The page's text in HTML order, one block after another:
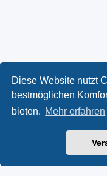
Diese Website nutzt
bestmöglichen
bieten. Mehr erfahren